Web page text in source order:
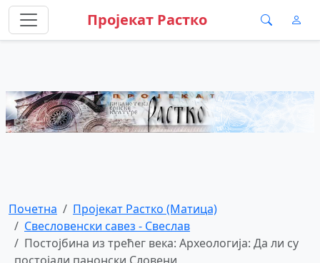
Пројекат Растко
Почетна
Пројекат Растко (Матица)
Свесловенски савез - Свеслав
Постојбина из трећег века: Археологија: Да ли су